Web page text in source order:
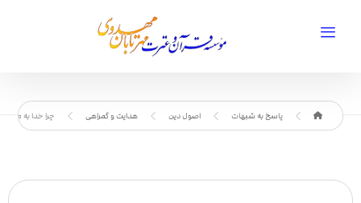
پاسخ به شبهات اصول دین هدایت و گمراهی چرا خدا به ما